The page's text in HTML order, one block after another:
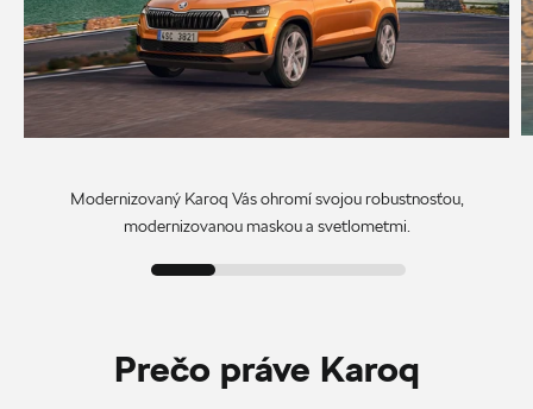
Modernizovaný Karoq Vás ohromí svojou robustnosťou,
modernizovanou maskou a svetlometmi.
Prečo práve Karoq